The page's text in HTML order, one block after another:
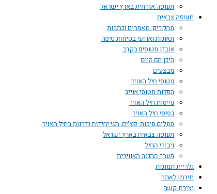
תעופה אזרחית בארץ ישראל
תעופה צבאית
מחקרים, מאמרים וכתבות
תאונות וארועי בטיחות טיסה
אובדן מטוסים בקרב
היכן הם היום
מבצעים
מטוסי חיל האויר
הפלות מטוסי אוייב
טייסות חיל האויר
בסיסי חיל האויר
סמלים,סיכות, פצ'ים, תגי יחידות ודרגות בחיל האויר
תעופה צבאית בארץ ישראל
גיבורי החיל
מערך ההגנה האווירית
גלריית תמונות
תירמו לאתר
יצירת קשר